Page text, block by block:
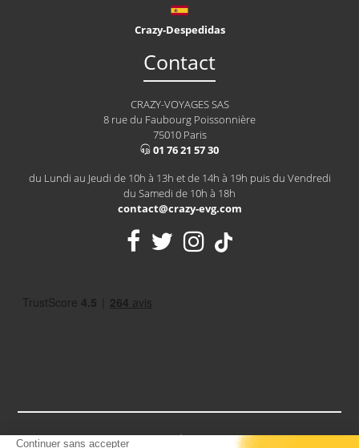
Crazy-Despedidas
Contact
CRAZY-VOYAGES SAS
8 rue du Faubourg Poissonnière
75010 Paris
01 76 21 57 30
du Lundi au Jeudi de 10h à 13h et de 14h à 19h puis du Vendredi
du Samedi de 10h à 18h
contact@crazy-evg.com